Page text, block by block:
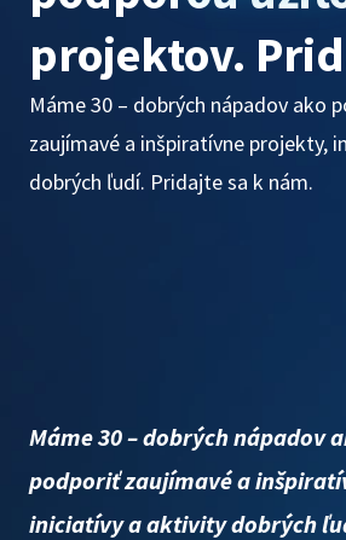
projektov.
Máme 30 – dobrých nápadov ako
zaujímavé a inšpiratívne projekty,
dobrých ľudí. Pridajte sa k nám.
Máme 30 – dobrých nápadov
podporiť zaujímavé a
iniciatívy a aktivity dobrých